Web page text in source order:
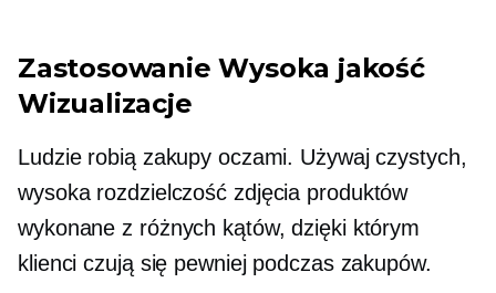
ZastosowanieWysoka jakość
Wizualizacje
Ludzie robią zakupy oczami. Używaj czystych,
wysoka rozdzielczość zdjęcia produktów
wykonane z różnych kątów, dzięki którym
klienci czują się pewniej podczas zakupów.